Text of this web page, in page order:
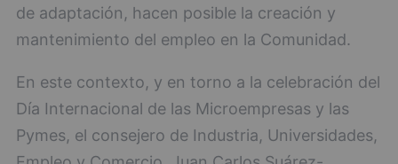
de adaptación, hacen posible la creación y
mantenimiento del empleo en la Comunidad.
En este contexto, y en torno a la celebración del
Día Internacional de las Microempresas y las
Pymes, el consejero de Industria, Universidades,